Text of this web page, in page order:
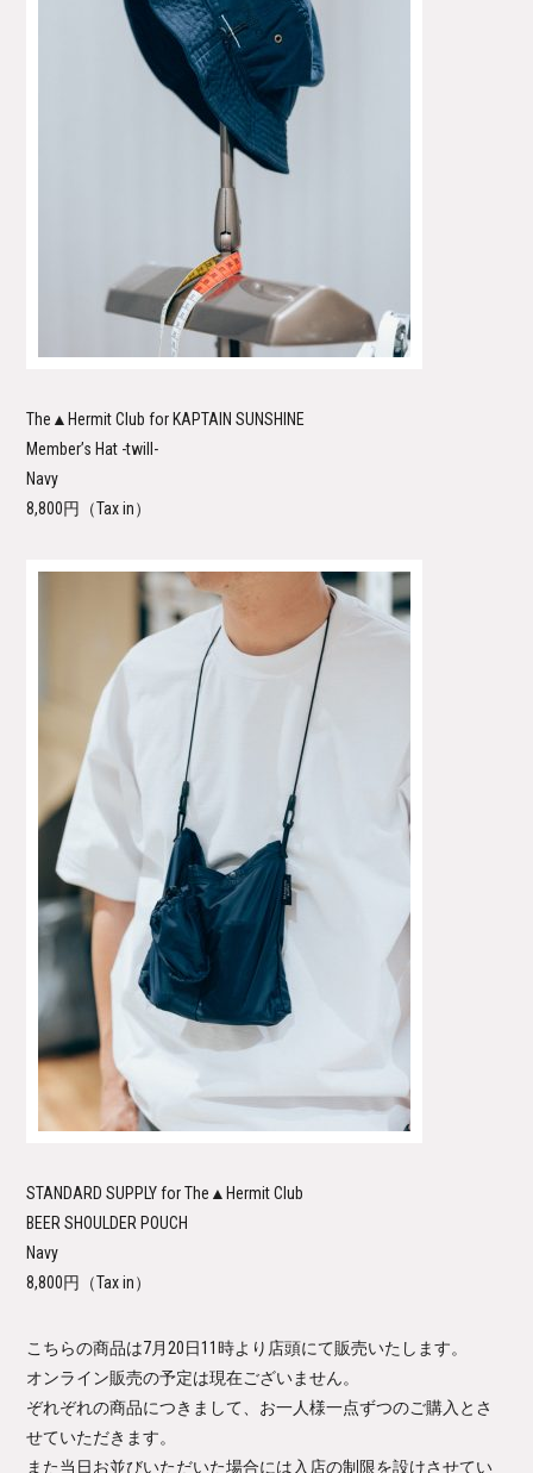
The▲Hermit Club for KAPTAIN SUNSHINE
Member’s Hat -twill-
Navy
8,800円（Tax in）
STANDARD SUPPLY for The▲Hermit Club
BEER SHOULDER POUCH
Navy
8,800円（Tax in）
こちらの商品は7月20日11時より店頭にて販売いたします。
オンライン販売の予定は現在ございません。
ぞれぞれの商品につきまして、お一人様一点ずつのご購入とさ
せていただきます。
また当日お並びいただいた場合には入店の制限を設けさせてい